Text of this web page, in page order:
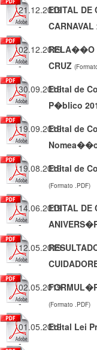
21.12.2019
-
EDITAL
CARNAVAL
02.12.2019
-
RELA��O
CRUZ
30.09.2019
-
Edital de
P�blico
19.09.2019
-
Edital de
19.08.2019
-
Edital de
(Formato .PDF)
14.06.2019
-
EDITAL DE
12.05.2019
-
02.05.2019
-
(Formato .PDF)
01.05.2019
-
Edital Lei